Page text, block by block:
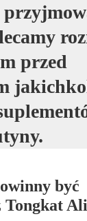
przed
być
Tongkat